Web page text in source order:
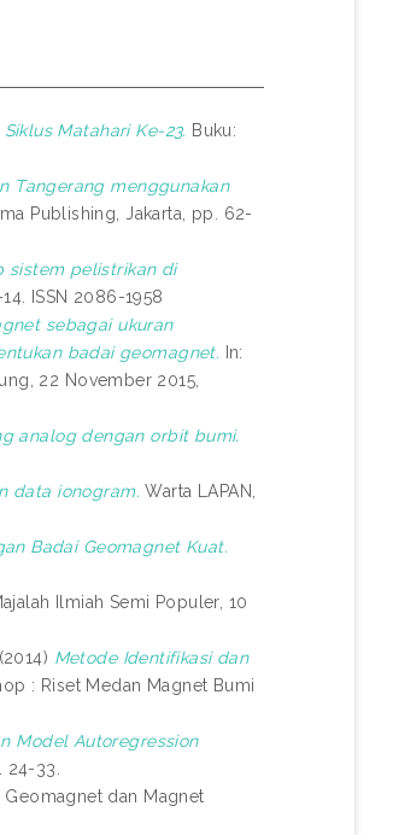
Matahari Ke-23. Buku:
Tangerang menggunakan
Publishing, Jakarta, pp. 62-
sistem pelistrikan di
ISSN 2086-1958
sebagai ukuran
badai geomagnet. In:
22 November 2015,
analog dengan orbit bumi.
data ionogram. Warta LAPAN,
Badai Geomagnet Kuat.
Ilmiah Semi Populer, 10
(2014) Metode Identifikasi dan
: Riset Medan Magnet Bumi
Model Autoregression
33.
Geomagnet dan Magnet